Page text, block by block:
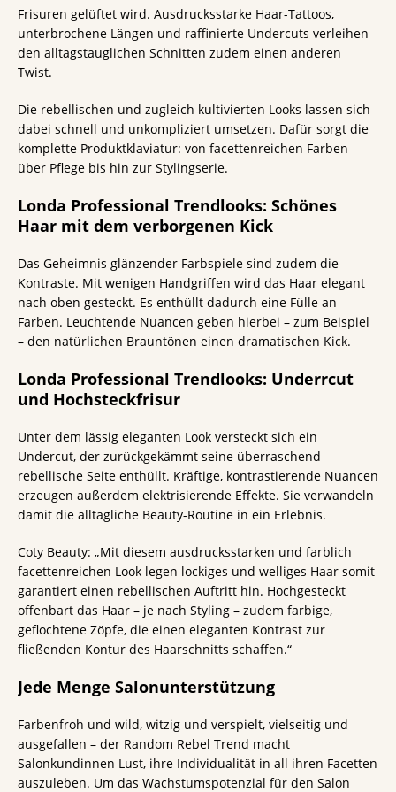
Frisuren gelüftet wird. Ausdrucksstarke Haar-Tattoos,
unterbrochene Längen und raffinierte Undercuts verleihen
den alltagstauglichen Schnitten zudem einen anderen
Twist.
Die rebellischen und zugleich kultivierten Looks lassen sich
dabei schnell und unkompliziert umsetzen. Dafür sorgt die
komplette Produktklaviatur: von facettenreichen Farben
über Pflege bis hin zur Stylingserie.
Londa Professional Trendlooks: Schönes
Haar mit dem verborgenen Kick
Das Geheimnis glänzender Farbspiele sind zudem die
Kontraste. Mit wenigen Handgriffen wird das Haar elegant
nach oben gesteckt. Es enthüllt dadurch eine Fülle an
Farben. Leuchtende Nuancen geben hierbei – zum Beispiel
– den natürlichen Brauntönen einen dramatischen Kick.
Londa Professional Trendlooks: Underrcut
und Hochsteckfrisur
Unter dem lässig eleganten Look versteckt sich ein
Undercut, der zurückgekämmt seine überraschend
rebellische Seite enthüllt. Kräftige, kontrastierende Nuancen
erzeugen außerdem elektrisierende Effekte. Sie verwandeln
damit die alltägliche Beauty-Routine in ein Erlebnis.
Coty Beauty: „Mit diesem ausdrucksstarken und farblich
facettenreichen Look legen lockiges und welliges Haar somit
garantiert einen rebellischen Auftritt hin. Hochgesteckt
offenbart das Haar – je nach Styling – zudem farbige,
geflochtene Zöpfe, die einen eleganten Kontrast zur
fließenden Kontur des Haarschnitts schaffen.“
Jede Menge Salonunterstützung
Farbenfroh und wild, witzig und verspielt, vielseitig und
ausgefallen – der Random Rebel Trend macht
Salonkundinnen Lust, ihre Individualität in all ihren Facetten
auszuleben. Um das Wachstumspotenzial für den Salon